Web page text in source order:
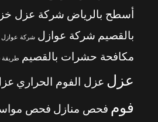
أسطح بالرياض شركة عزل
بالقصيم شركة عوازل شركة عوازل
مكافحة حشرات بالقصيم
طريقة
عزل عزل الفوم الحراري
فوم فحص منازل فحص